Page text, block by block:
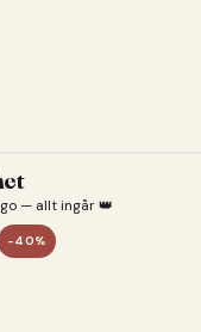
— allt ingår 👑
-40%